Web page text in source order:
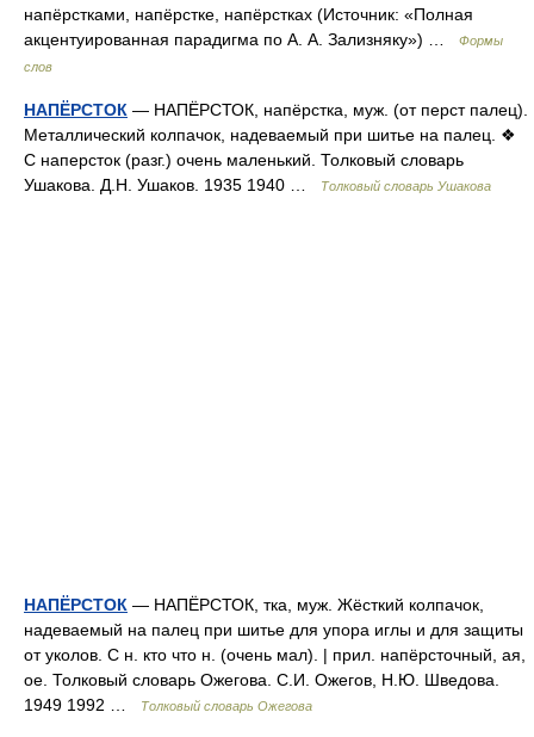
напёрстками, напёрстке, напёрстках (Источник: «Полная
акцентуированная парадигма по А. А. Зализняку») …
Формы
слов
НАПЁРСТОК — НАПЁРСТОК, напёрстка, муж. (от перст палец).
Металлический колпачок, надеваемый при шитье на палец. ❖
С наперсток (разг.) очень маленький. Толковый словарь
Ушакова. Д.Н. Ушаков. 1935 1940 …
Толковый словарь Ушакова
НАПЁРСТОК — НАПЁРСТОК, тка, муж. Жёсткий колпачок,
надеваемый на палец при шитье для упора иглы и для защиты
от уколов. С н. кто что н. (очень мал). | прил. напёрсточный, ая,
ое. Толковый словарь Ожегова. С.И. Ожегов, Н.Ю. Шведова.
1949 1992 …
Толковый словарь Ожегова